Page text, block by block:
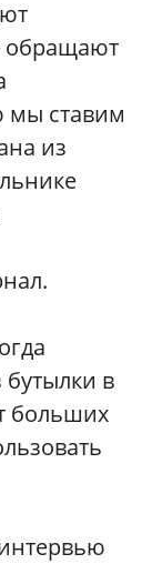
обращают
мы ставим
из
в
больших